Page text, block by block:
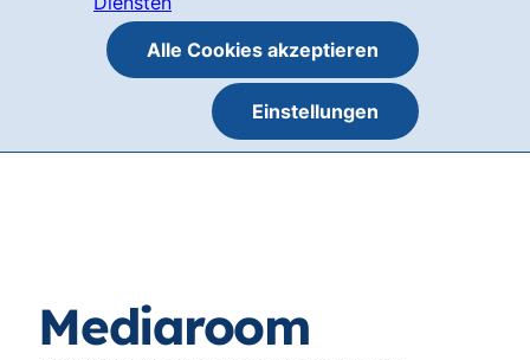
Alle Cookies akzeptieren
Einstellungen
Mediaroom